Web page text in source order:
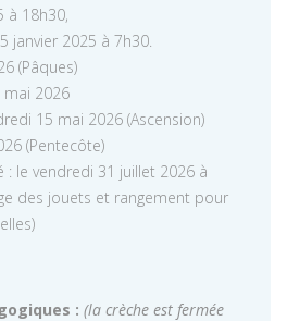
à 18h30,
janvier 2025 à 7h30.
(Pâques)
2026
15 mai 2026 (Ascension)
(Pentecôte)
: le vendredi 31 juillet 2026 à
des jouets et rangement pour
: (la crèche est fermée